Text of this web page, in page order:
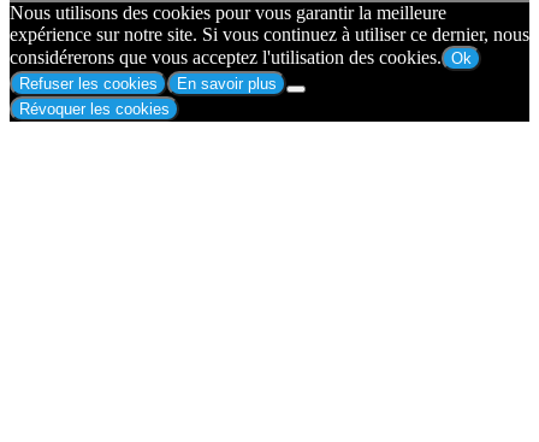
Nous utilisons des cookies pour vous garantir la meilleure
expérience sur notre site. Si vous continuez à utiliser ce dernier, nous
considérerons que vous acceptez l'utilisation des cookies. Ok
Refuser les cookies
En savoir plus
Révoquer les cookies